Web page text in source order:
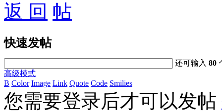
返 回
快速发帖
还可输入80
高级模式
B Color Image Link Quote Code Smilies
您需要登录后才可以发帖